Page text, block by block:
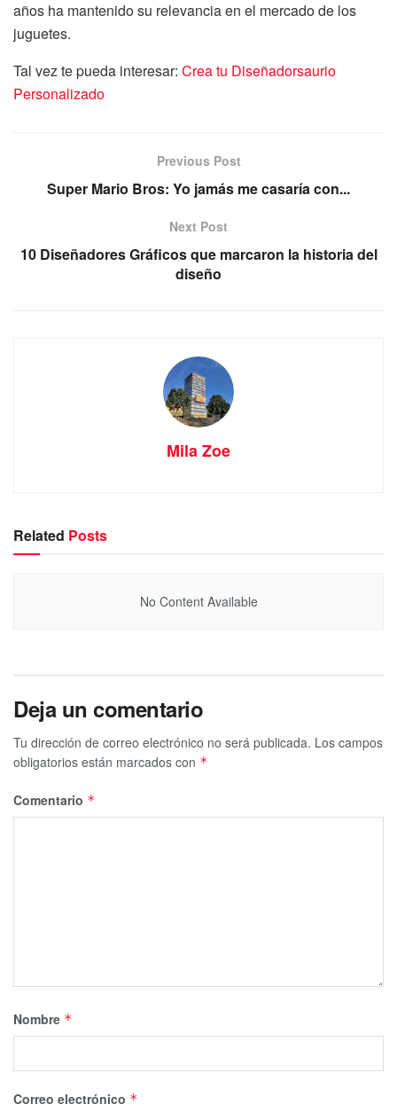
años ha mantenido su relevancia en el mercado de los
juguetes.
Tal vez te pueda interesar: Crea tu Diseñadorsaurio
Personalizado
Previous Post
Super Mario Bros: Yo jamás me casaría con...
Next Post
10 Diseñadores Gráficos que marcaron la historia del
diseño
Mila Zoe
Related Posts
No Content Available
Deja un comentario
Tu dirección de correo electrónico no será publicada. Los campos
obligatorios están marcados con *
Comentario *
Nombre *
Correo electrónico *